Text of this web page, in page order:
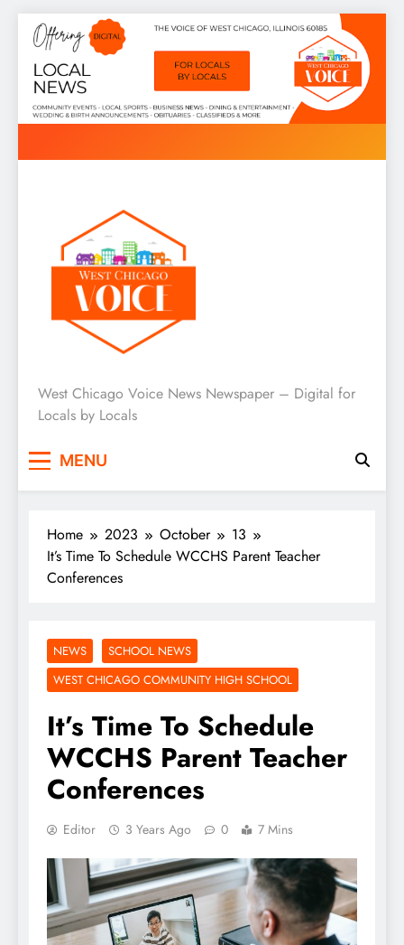
Skip
content
West Chicago Voice : Local
News
West Chicago Voice News Newspaper – Digital for
Locals by Locals
MENU
Home 2023 October
13
It’s Time To Schedule WCCHS Parent Teacher
Conferences
NEWS
SCHOOL NEWS
WEST CHICAGO COMMUNITY HIGH SCHOOL
It’s Time To Schedule
WCCHS Parent Teacher
Conferences
Editor 3 Years Ago 0 7 Mins